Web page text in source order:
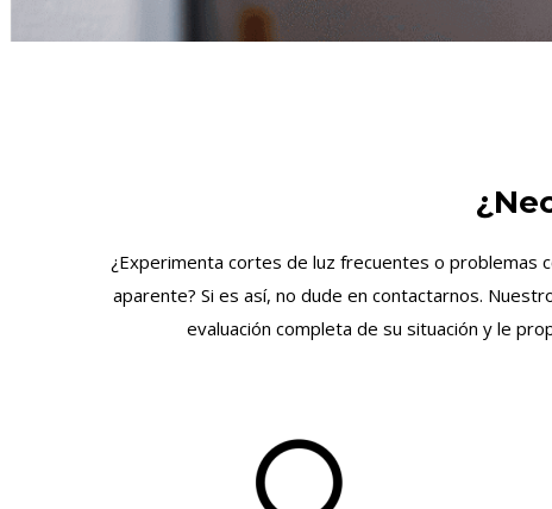
¿Experimenta cortes de luz frecuentes o problemas
aparente? Si es así, no dude en contactarnos.
evaluación completa de su situación y le